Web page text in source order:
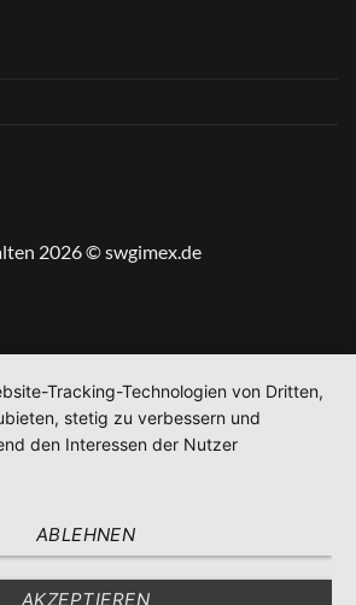
2026 © swgimex.de
Tracking-Technologien von Dritten,
stetig zu verbessern und
den Interessen der Nutzer
ABLEHNEN
AKZEPTIEREN